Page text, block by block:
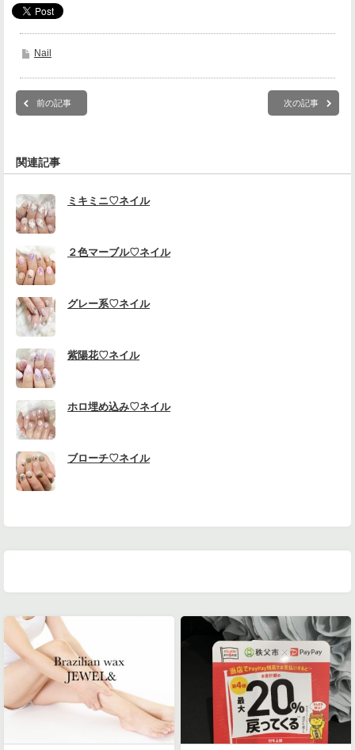
Nail
前の記事 次の記事
関連記事
ミキミニ♡ネイル
２色マーブル♡ネイル
グレー系♡ネイル
紫陽花♡ネイル
ホロ埋め込み♡ネイル
ブローチ♡ネイル